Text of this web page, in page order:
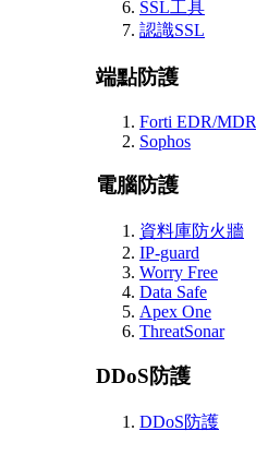
SSL工具
認識SSL
端點防護
Forti EDR/MDR
Sophos
電腦防護
資料庫防火牆
IP-guard
Worry Free
Data Safe
Apex One
ThreatSonar
DDoS防護
DDoS防護